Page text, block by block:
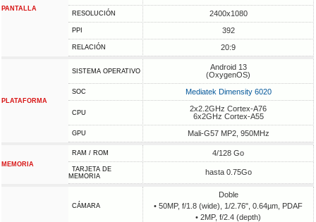
PANTALLA
RESOLUCIÓN 2400x1080
PPI 392
RELACIÓN 20:9
PLATAFORMA
SISTEMA OPERATIVO
Android 13
(OxygenOS)
SOC Mediatek Dimensity 6020
CPU
2x2.2GHz Cortex-A76
6x2GHz Cortex-A55
GPU Mali-G57 MP2, 950MHz
MEMORIA
RAM / ROM 4/128 Go
TARJETA DE
MEMORIA
hasta 0.75Go
CÁMARA
Doble
• 50MP, f/1.8 (wide), 1/2.76", 0.64µm, PDAF
• 2MP, f/2.4 (depth)